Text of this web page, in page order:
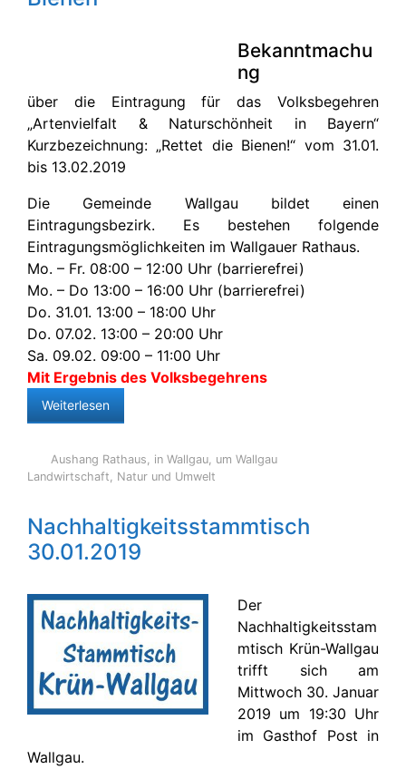
Bekanntmachu
ng
über die Eintragung für das Volksbegehren
„Artenvielfalt & Naturschönheit in Bayern“
Kurzbezeichnung: „Rettet die Bienen!“ vom 31.01.
bis 13.02.2019
Die Gemeinde Wallgau bildet einen
Eintragungsbezirk. Es bestehen folgende
Eintragungsmöglichkeiten im Wallgauer Rathaus.
Mo. – Fr. 08:00 – 12:00 Uhr (barrierefrei)
Mo. – Do 13:00 – 16:00 Uhr (barrierefrei)
Do. 31.01. 13:00 – 18:00 Uhr
Do. 07.02. 13:00 – 20:00 Uhr
Sa. 09.02. 09:00 – 11:00 Uhr
Mit Ergebnis des Volksbegehrens
Weiterlesen
Aushang Rathaus, in Wallgau, um Wallgau
Landwirtschaft, Natur und Umwelt
Nachhaltigkeitsstammtisch
30.01.2019
Der
Nachhaltigkeitsstam
mtisch Krün-Wallgau
trifft sich am
Mittwoch 30. Januar
2019 um 19:30 Uhr
im Gasthof Post in
Wallgau.